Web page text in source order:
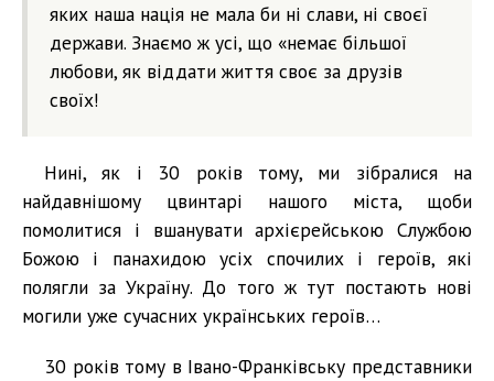
яких наша нація не мала би ні слави, ні своєї
держави. Знаємо ж усі, що «немає більшої
любови, як віддати життя своє за друзів
своїх!
Нині, як і 30 років тому, ми зібралися на
найдавнішому цвинтарі нашого міста, щоби
помолитися і вшанувати архієрейською Службою
Божою і панахидою усіх спочилих і героїв, які
полягли за Україну. До того ж тут постають нові
могили уже сучасних українських героїв…
30 років тому в Івано-Франківську представники